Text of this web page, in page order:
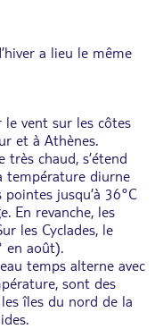
a lieu le même
vent sur les côtes
et à Athènes.
très chaud, s’étend
température diurne
jusqu’à 36°C
En revanche, les
les Cyclades, le
en août).
temps alterne avec
sont des
îles du nord de la